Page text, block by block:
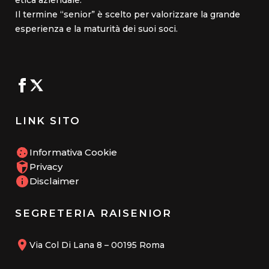
Il termine “senior” è scelto per valorizzare la grande
esperienza e la maturità dei suoi soci.
LINK SITO
Informativa Cookie
Privacy
Disclaimer
SEGRETERIA RAISENIOR
Via Col Di Lana 8 – 00195 Roma